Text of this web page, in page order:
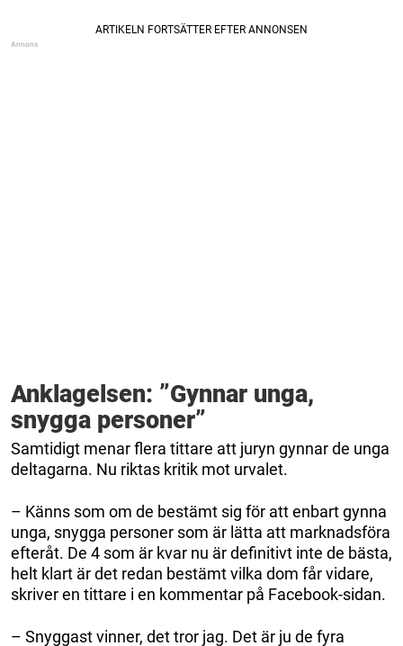
Anklagelsen: ”Gynnar unga,
snygga personer”
Samtidigt menar flera tittare att juryn gynnar de unga
deltagarna. Nu riktas kritik mot urvalet.
– Känns som om de bestämt sig för att enbart gynna
unga, snygga personer som är lätta att marknadsföra
efteråt. De 4 som är kvar nu är definitivt inte de bästa,
helt klart är det redan bestämt vilka dom får vidare,
skriver en tittare i en kommentar på Facebook-sidan.
– Snyggast vinner, det tror jag. Det är ju de fyra